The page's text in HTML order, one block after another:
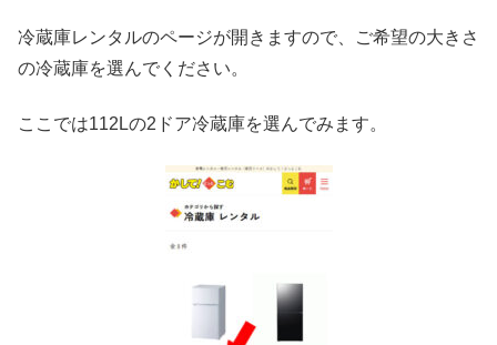
冷蔵庫レンタルのページが開きますので、ご希望の大きさ
の冷蔵庫を選んでください。
ここでは112Lの2ドア冷蔵庫を選んでみます。